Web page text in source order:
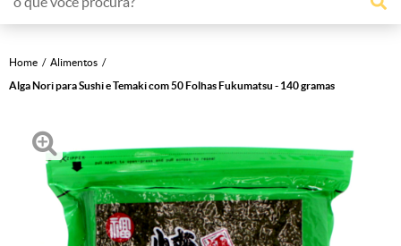
Home
Alimentos
Alga Nori para Sushi e Temaki com 50 Folhas Fukumatsu - 140 gramas